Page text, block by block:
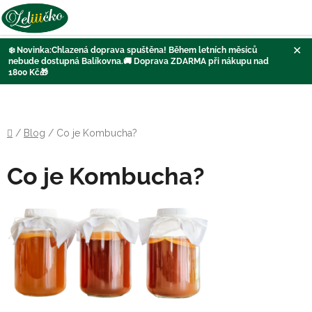
❄️ Novinka:Chlazená doprava spuštěna! Během letních měsíců
nebude dostupná Balíkovna.🚚 Doprava ZDARMA při nákupu nad
1800 Kč🎁
✕
Domů
/ Blog / Co je Kombucha?
Co je Kombucha?